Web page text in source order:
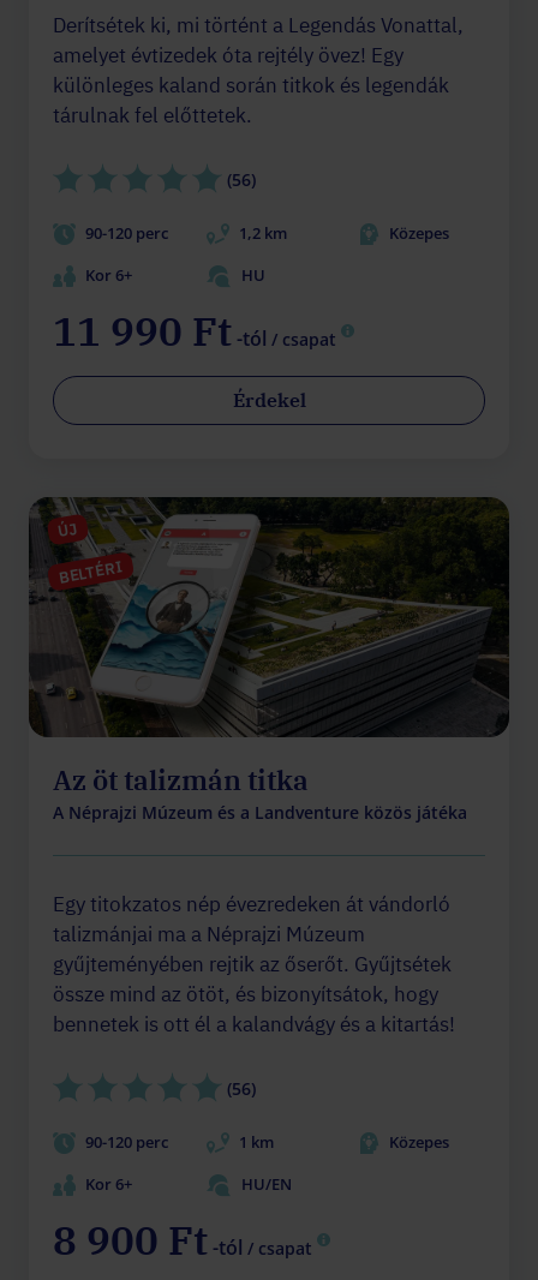
Derítsétek ki, mi történt a Legendás Vonattal,
amelyet évtizedek óta rejtély övez! Egy
különleges kaland során titkok és legendák
tárulnak fel előttetek.
(56)
90-120 perc 1,2 km
Közepes
Kor 6+
HU
11 990 Ft-tól / csapat
Érdekel
ÚJ
BELTÉRI
Az öt talizmán titka
A Néprajzi Múzeum és a Landventure közös játéka
Egy titokzatos nép évezredeken át vándorló
talizmánjai ma a Néprajzi Múzeum
gyűjteményében rejtik az őserőt. Gyűjtsétek
össze mind az ötöt, és bizonyítsátok, hogy
bennetek is ott él a kalandvágy és a kitartás!
(56)
90-120 perc 1 km
Közepes
Kor 6+
HU/EN
8 900 Ft-tól / csapat